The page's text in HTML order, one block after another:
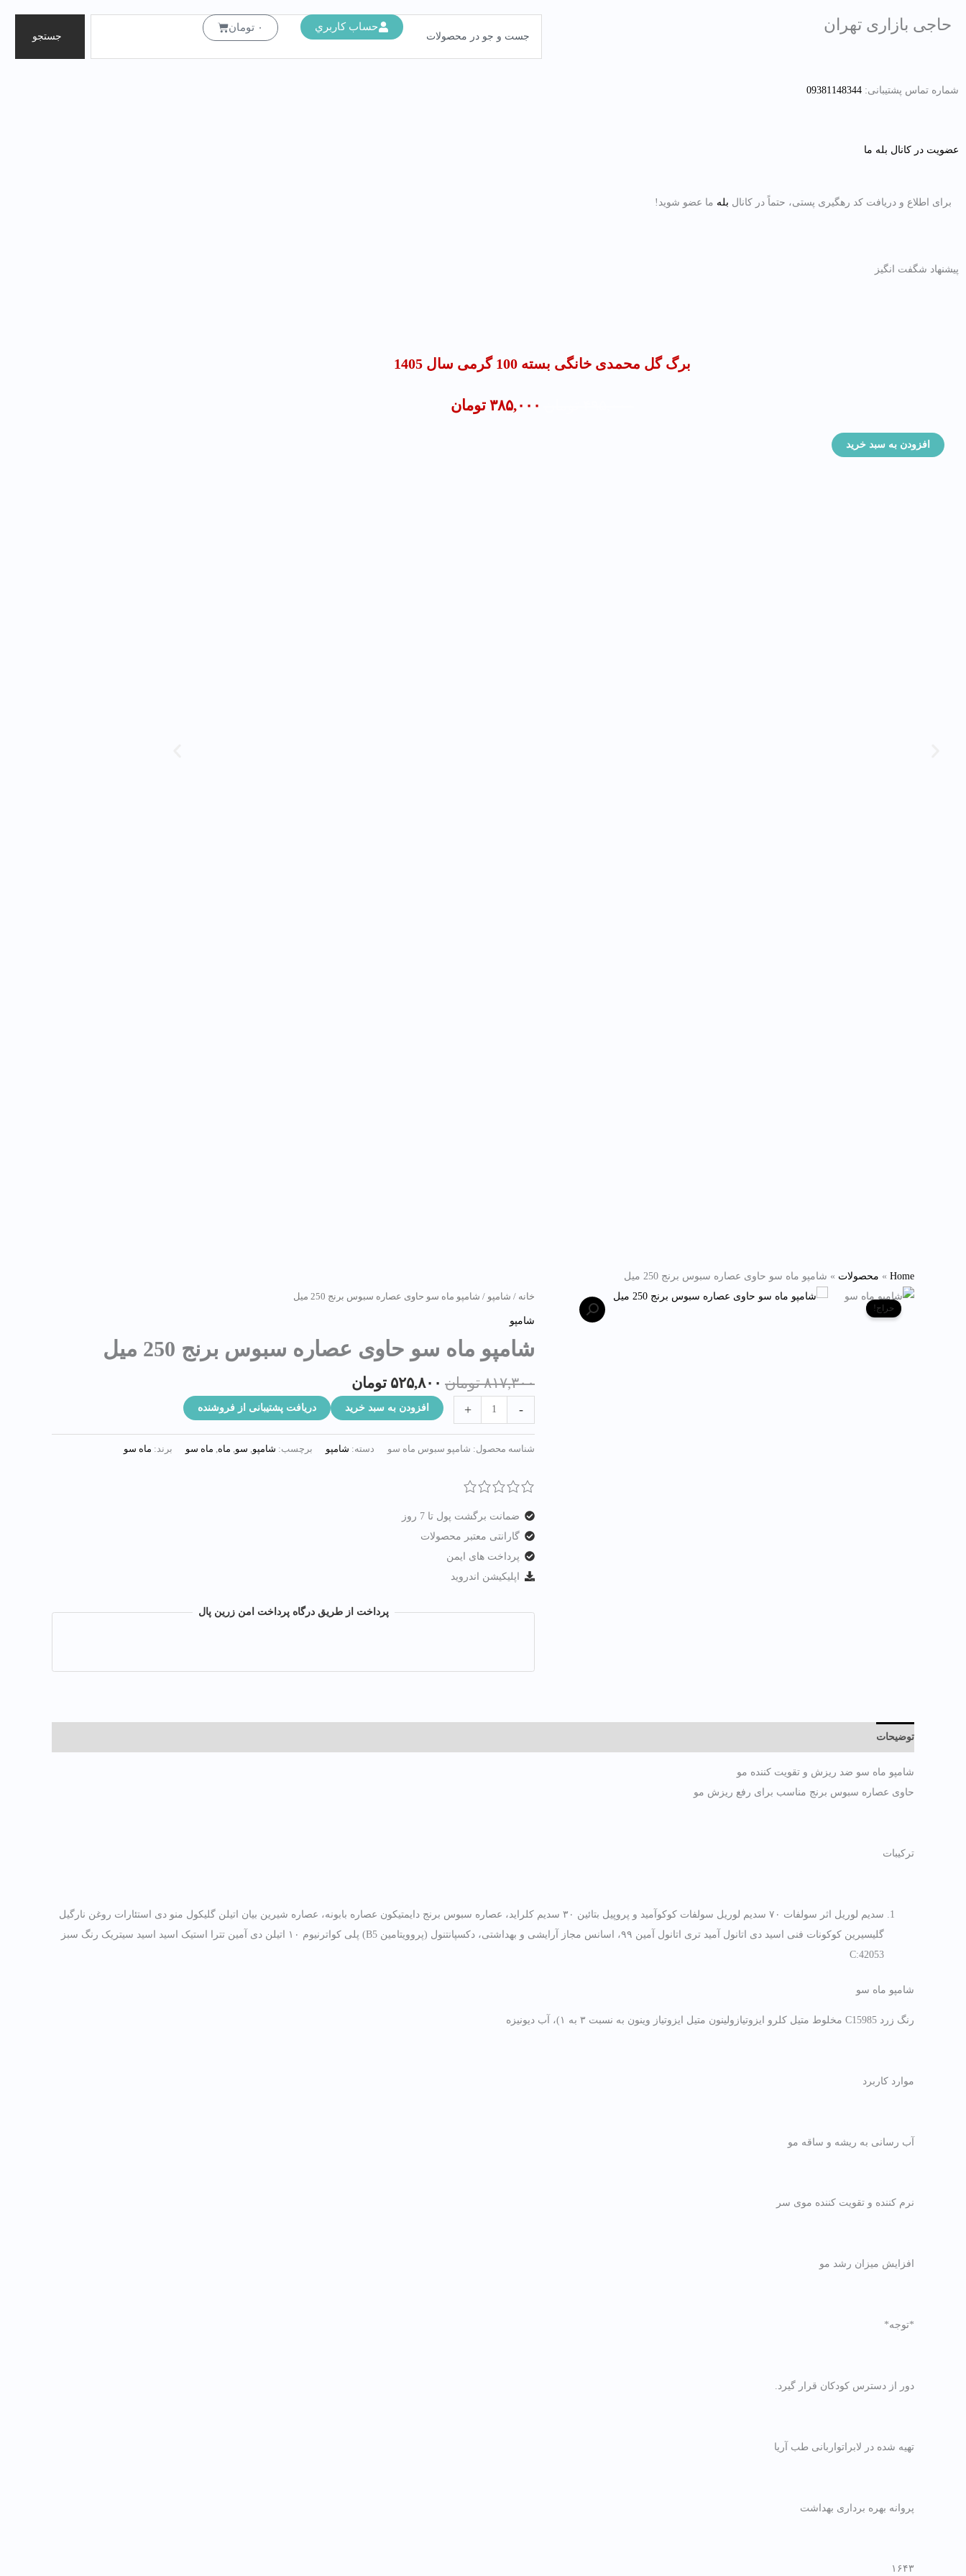
حاجی بازاری تهران
جستجو
حساب كاربري ۰ تومانسبد
خرید
شماره تماس پشتیبانی: 09381148344
عضویت در کانال بله ما
برای اطلاع و دریافت کد رهگیری پستی، حتماً در کانال بله ما عضو شوید!
پیشنهاد شگفت انگیز
برگ گل محمدی خانگی بسته 100 گرمی سال 1405
قیمت
۳۸۵,۰۰۰ تومان
افزودن به سبد خرید
Home
» محصولات » شامپو ماه سو حاوی عصاره سبوس برنج 250 میل
حراج!
خانه / شامپو / شامپو ماه سو حاوی عصاره سبوس برنج 250 میل
شامپو
شامپو ماه سو حاوی عصاره سبوس برنج 250 میل
۸۱۷,۳۰۰ تومان
قیمت
۸۱۷,۳۰۰ تومان
بود.
۵۲۵,۸۰۰ تومان
قیمت
۵۲۵,۸۰۰ تومان.
-
شامپو
+ افزودن به سبد خرید دریافت پشتیبانی از فروشنده
شناسه محصول: شامپو سبوس ماه سو دسته: شامپو برچسب: شامپو, سو, ماه, ماه سو برند: ماه سو
ضمانت برگشت پول تا 7 روز
گارانتی معتبر محصولات
پرداخت های ایمن
اپلیکیشن اندروید
پرداخت از طریق درگاه پرداخت امن زرین پال
توضیحات
شامپو ماه سو ضد ریزش و تقویت کننده مو
حاوی عصاره سبوس برنج مناسب برای رفع ریزش مو
ترکیبات
سدیم لوریل اثر سولفات ۷۰ سدیم لوریل سولفات کوکوآمید و پروپیل بتائین ۳۰ سدیم کلراید، عصاره سبوس برنج دایمتیکون عصاره بابونه، عصاره شیرین بیان اتیلن گلیکول منو دی استئارات روغن نارگیل
گلیسیرین کوکونات فنی اسید دی اتانول آمید تری اتانول آمین ۹۹، اسانس مجاز آرایشی و بهداشتی، دکسپانتنول (پروویتامین B5) پلی کواترنیوم ۱۰ اتیلن دی آمین تترا استیک اسید اسید سیتریک رنگ سبز
42053:C
شامپو ماه سو
رنگ زرد C15985 مخلوط متیل کلرو ایزوتیازولینون متیل ایزوتیاز وینون به نسبت ۳ به ۱)، آب دیونیزه
موارد کاربرد
آب رسانی به ریشه و ساقه مو
نرم کننده و تقویت کننده موی سر
افزایش میزان رشد مو
*توجه*
دور از دسترس کودکان قرار گیرد.
تهیه شده در لابراتواربانی طب آریا
پروانه بهره برداری بهداشت
۱۶۴۳